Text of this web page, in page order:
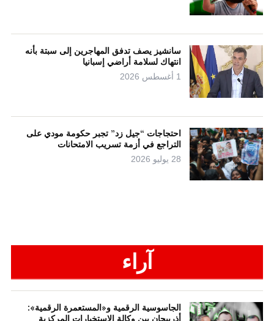
سانشيز يصف تدفق المهاجرين إلى سبتة بأنه
انتهاك لسلامة أراضي إسبانيا
1 أغسطس 2026
احتجاجات “جيل زد” تجبر حكومة مودي على
التراجع في أزمة تسريب الامتحانات
28 يوليو 2026
آراء
الجاسوسية الرقمية و«المستعمرة الرقمية»: